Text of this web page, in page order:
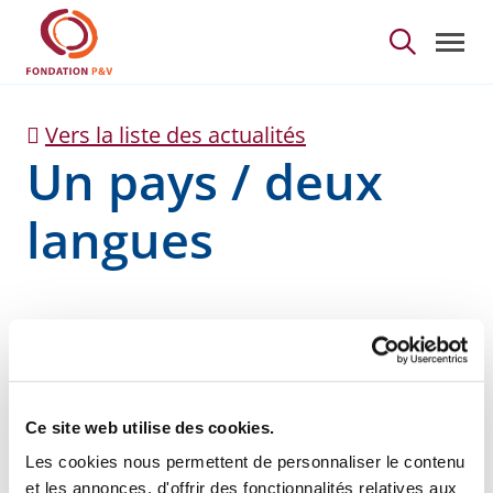
Ce site web utilise des cookies.
Les cookies nous permettent de personnaliser le contenu
et les annonces, d'offrir des fonctionnalités relatives aux
Saut au contenu principal
Un pays / deux
Vers la liste des actualités
Un pays / deux
langues
Dans le cadre du projet européen